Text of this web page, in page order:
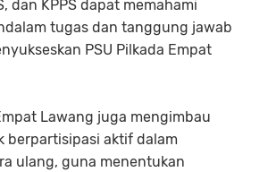
dan KPPS dapat memahami
tugas dan tanggung jawab
PSU Pilkada Empat
Lawang juga mengimbau
berpartisipasi aktif dalam
ulang, guna menentukan